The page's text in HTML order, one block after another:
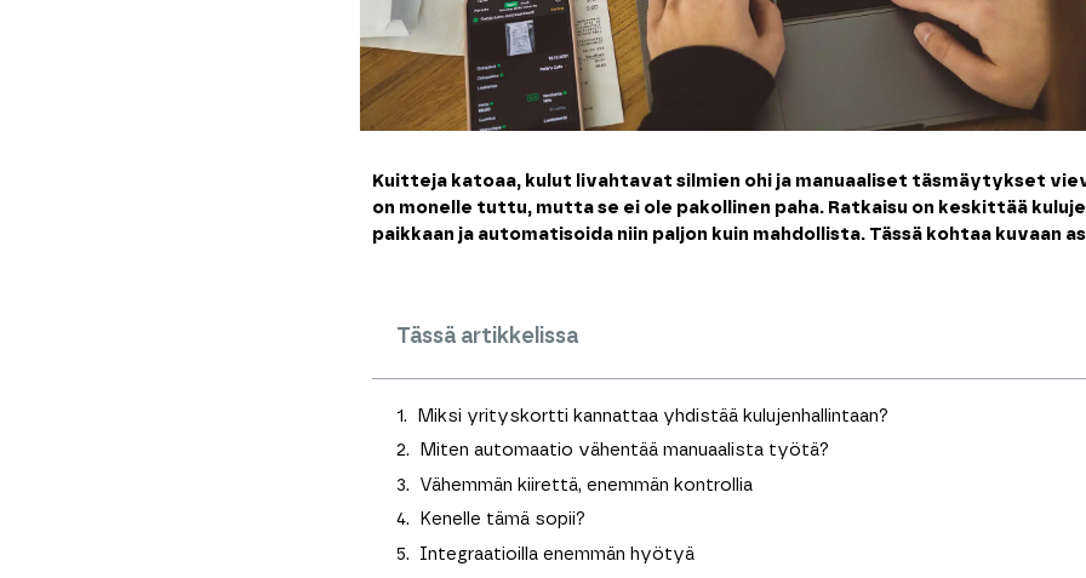
Kuitteja katoaa, kulut livahtavat silmien ohi ja manuaaliset täsmäytykset
on monelle tuttu, mutta se ei ole pakollinen paha. Ratkaisu on keskittää
paikkaan ja automatisoida niin paljon kuin mahdollista. Tässä kohtaa kuvaan
Tässä artikkelissa
Miksi yrityskortti kannattaa yhdistää kulujenhallintaan?
Miten automaatio vähentää manuaalista työtä?
Vähemmän kiirettä, enemmän kontrollia
Kenelle tämä sopii?
Integraatioilla enemmän hyötyä